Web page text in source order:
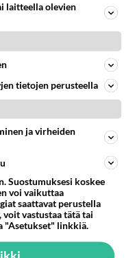
ja
laitteella olevien
tietojen perusteella
ja virheiden
Suostumuksesi koskee
voi vaikuttaa
saattavat perustella
vastustaa tätä tai
"Asetukset" linkkiä.